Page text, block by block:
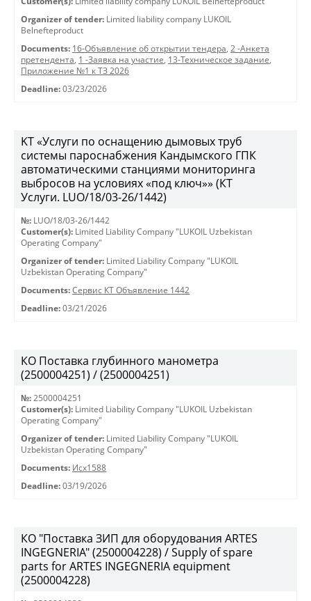
Organizer of tender: Limited liability company LUKOIL
Belnefteproduct
Documents: 16-Объявление об открытии тендера, 2 -Анкета
претендента, 1 -Заявка на участие, 13-Техническое задание,
Приложение №1 к ТЗ 2026
Deadline: 03/23/2026
KT «Услуги по оснащению дымовых труб
системы пароснабжения Кандымского ГПК
автоматическими станциями мониторинга
выбросов на условиях «под ключ»» (КТ
Услуги. LUO/18/03-26/1442)
№: LUO/18/03-26/1442
Customer(s): Limited Liability Company "LUKOIL Uzbekistan
Operating Company"
Organizer of tender: Limited Liability Company "LUKOIL
Uzbekistan Operating Company"
Documents: Сервис КТ Объявление 1442
Deadline: 03/21/2026
КО Поставка глубинного манометра
(2500004251) / (2500004251)
№: 2500004251
Customer(s): Limited Liability Company "LUKOIL Uzbekistan
Operating Company"
Organizer of tender: Limited Liability Company "LUKOIL
Uzbekistan Operating Company"
Documents: Исх1588
Deadline: 03/19/2026
КО "Поставка ЗИП для оборудования ARTES
INGEGNERIA" (2500004228) / Supply of spare
parts for ARTES INGEGNERIA equipment
(2500004228)